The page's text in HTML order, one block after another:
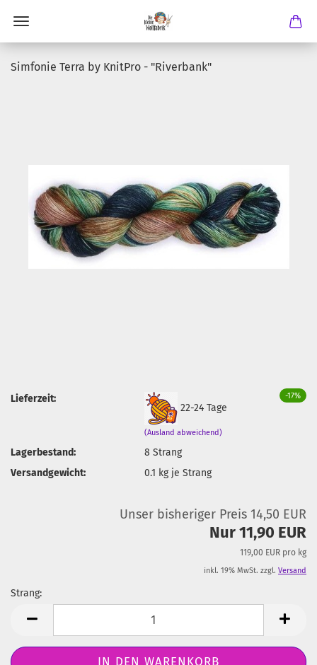
Simfonie Terra by KnitPro - "Riverbank"
-17%
Lieferzeit:
22-24 Tage
(Ausland abweichend)
Lagerbestand: 8Strang
Versandgewicht:
0.1 kg je Strang
Unser bisheriger Preis 14,50 EUR
Nur 11,90 EUR
119,00 EUR pro kg
inkl. 19% MwSt. zzgl. Versand
Strang: